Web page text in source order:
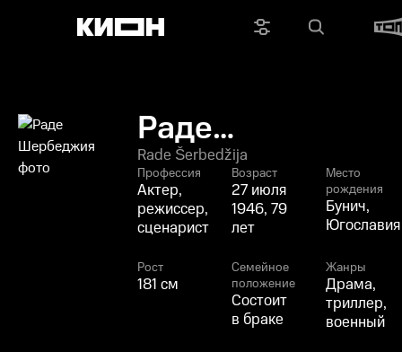
Раде
Шербеджия
Rade Šerbedžija
Профессия
Актер,
режиссер,
сценарист
Возраст
27 июля
1946, 79
лет
Место
рождения
Бунич,
Югославия
Рост
181 см
Семейное
положение
Состоит
в браке
Жанры
Драма,
триллер,
военный